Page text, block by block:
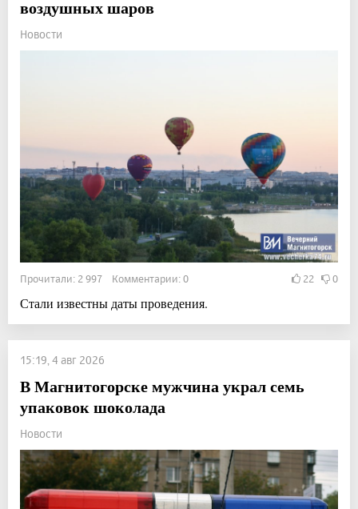
воздушных шаров
Новости
Прочитали: 2 997 Комментарии: 0 22 0
Стали известны даты проведения.
15:19, 4 авг 2026
В Магнитогорске мужчина украл семь
упаковок шоколада
Новости